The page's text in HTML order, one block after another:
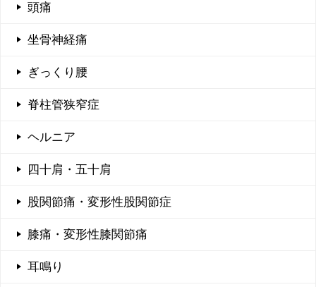
頭痛
坐骨神経痛
ぎっくり腰
脊柱管狭窄症
ヘルニア
四十肩・五十肩
股関節痛・変形性股関節症
膝痛・変形性膝関節痛
耳鳴り